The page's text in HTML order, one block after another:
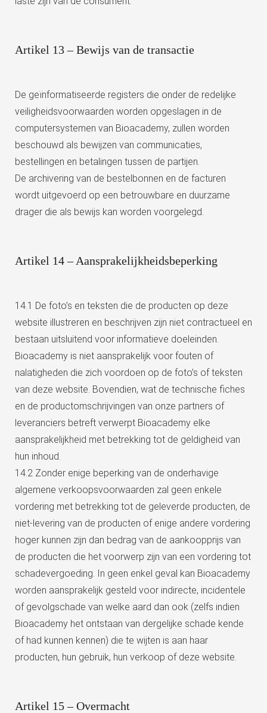
Artikel 13 – Bewijs van de transactie
De geïnformatiseerde registers die onder de redelijke
veiligheidsvoorwaarden worden opgeslagen in de
computersystemen van Bioacademy, zullen worden
beschouwd als bewijzen van communicaties,
bestellingen en betalingen tussen de partijen.
De archivering van de bestelbonnen en de facturen
wordt uitgevoerd op een betrouwbare en duurzame
drager die als bewijs kan worden voorgelegd.
Artikel 14 – Aansprakelijkheidsbeperking
14.1 De foto’s en teksten die de producten op deze
website illustreren en beschrijven zijn niet contractueel en
bestaan uitsluitend voor informatieve doeleinden.
Bioacademy is niet aansprakelijk voor fouten of
nalatigheden die zich voordoen op de foto’s of teksten
van deze website. Bovendien, wat de technische fiches
en de productomschrijvingen van onze partners of
leveranciers betreft verwerpt Bioacademy elke
aansprakelijkheid met betrekking tot de geldigheid van
hun inhoud.
14.2 Zonder enige beperking van de onderhavige
algemene verkoopsvoorwaarden zal geen enkele
vordering met betrekking tot de geleverde producten, de
niet-levering van de producten of enige andere vordering
hoger kunnen zijn dan bedrag van de aankoopprijs van
de producten die het voorwerp zijn van een vordering tot
schadevergoeding. In geen enkel geval kan Bioacademy
worden aansprakelijk gesteld voor indirecte, incidentele
of gevolgschade van welke aard dan ook (zelfs indien
Bioacademy het ontstaan van dergelijke schade kende
of had kunnen kennen) die te wijten is aan haar
producten, hun gebruik, hun verkoop of deze website.
Artikel 15 – Overmacht